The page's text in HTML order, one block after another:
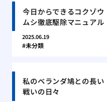
今日からできるコクゾウ
ムシ徹底駆除マニュアル
2025.06.19
未分類
私のベランダ鳩との長い
戦いの日々